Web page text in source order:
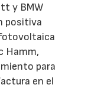
y BMW
positiva
Hamm,
para
en el